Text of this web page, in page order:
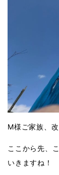
M様ご家族、
ここから先、
いきますね！